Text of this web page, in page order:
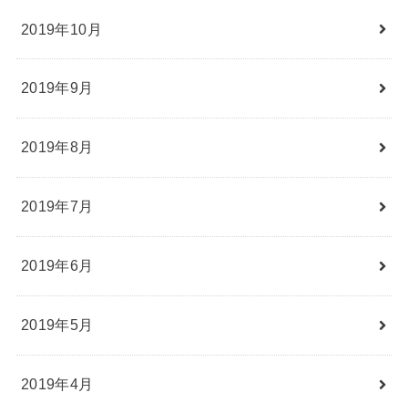
2019年10月
2019年9月
2019年8月
2019年7月
2019年6月
2019年5月
2019年4月